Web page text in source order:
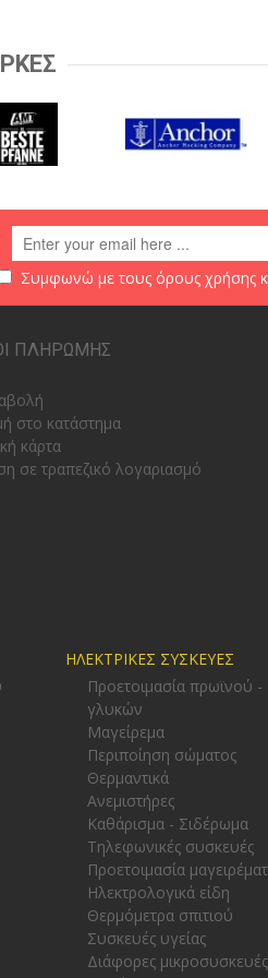
Συμφωνώ με τους όρους χρήσης
ΠΛΗΡΩΜΗΣ
στο κατάστημα
κάρτα
σε τραπεζικό λογαριασμό
ΗΛΕΚΤΡΙΚΕΣ ΣΥΣΚΕΥΕΣ
Προετοιμασία πρωϊνού -
γλυκών
Μαγείρεμα
Περιποίηση σώματος
Θερμαντικά
Ανεμιστήρες
Καθάρισμα - Σιδέρωμα
Τηλεφωνικές συσκευές
Προετοιμασία
Ηλεκτρολογικά είδη
Θερμόμετρα σπιτιού
Συσκευές υγείας
Διάφορες μικροσυσκευές